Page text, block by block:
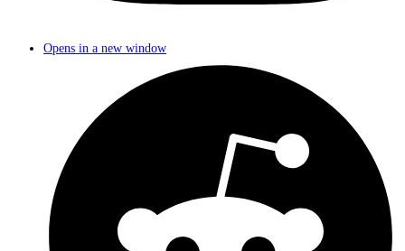
Opens in a new window